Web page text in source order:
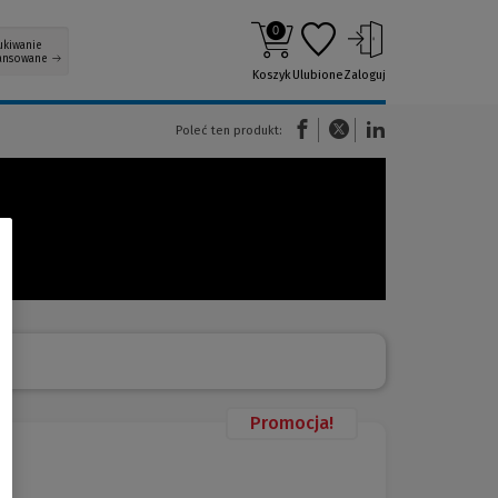
0
KoszykUlubioneZaloguj
Poleć ten produkt:
(Nowe okno)(Link do innej strony)
Promocja!